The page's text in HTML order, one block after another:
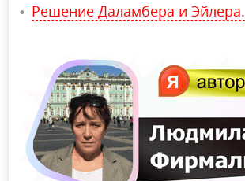
Решение Даламбера и Эйлера.